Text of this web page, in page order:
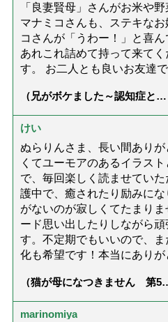
「良妻賢母」さんがお米や
マナミコさんも、ステキな
コさんが「うわー！」と喜ん
あれこれ詰めて持って来て
す。 お二人とも良いお友達で
（兄がボケました～認知症と介
達』が届きました」）
けい
ぬらりんさま、長い間あり
くてユーモアのあるイラス
で、毎回楽しく読ませてい
護中で、癒されたり励みに
がないのが寂しくてたまり
ード思い出したりしながら
す。不定期でもいいので、
化も希望です！本当にありが
（猫が母になつきません 第
marinomiya